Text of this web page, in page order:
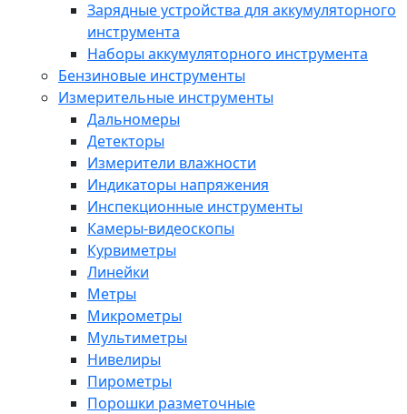
Зарядные устройства для аккумуляторного
инструмента
Наборы аккумуляторного инструмента
Бензиновые инструменты
Измерительные инструменты
Дальномеры
Детекторы
Измерители влажности
Индикаторы напряжения
Инспекционные инструменты
Камеры-видеоскопы
Курвиметры
Линейки
Метры
Микрометры
Мультиметры
Нивелиры
Пирометры
Порошки разметочные